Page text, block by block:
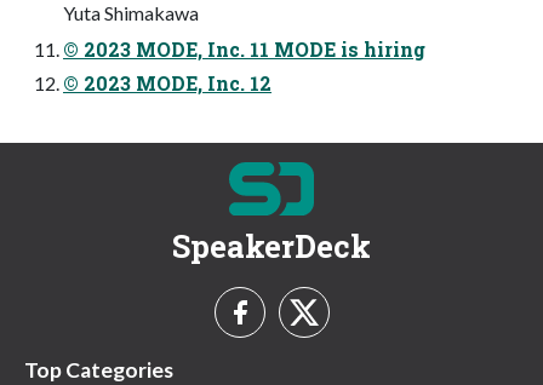
Yuta Shimakawa
© 2023 MODE, Inc. 11 MODE is hiring
© 2023 MODE, Inc. 12
SpeakerDeck
Top Categories